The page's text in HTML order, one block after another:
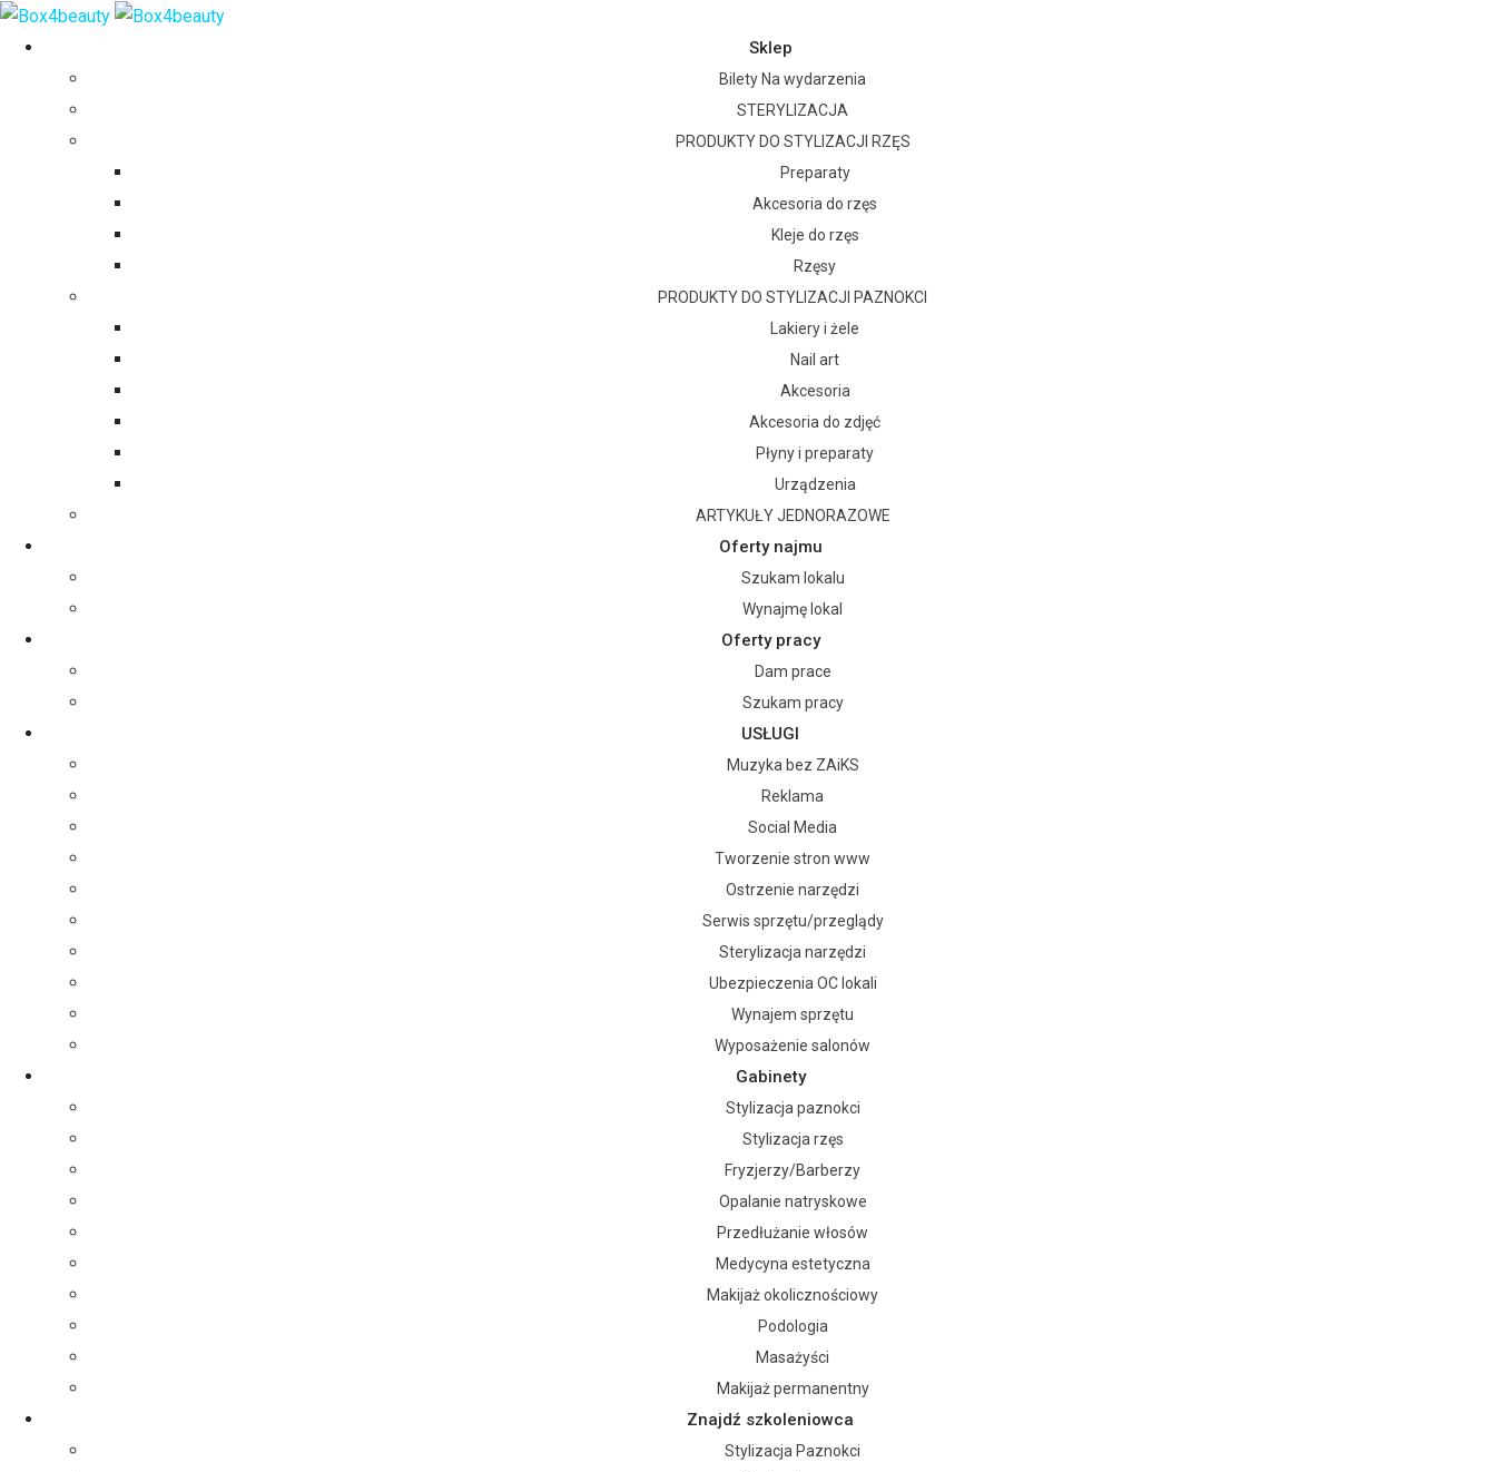
Sklep
Bilety Na wydarzenia
STERYLIZACJA
PRODUKTY DO STYLIZACJI RZĘS
Preparaty
Akcesoria do rzęs
Kleje do rzęs
Rzęsy
PRODUKTY DO STYLIZACJI PAZNOKCI
Lakiery i żele
Nail art
Akcesoria
Akcesoria do zdjęć
Płyny i preparaty
Urządzenia
ARTYKUŁY JEDNORAZOWE
Oferty najmu
Szukam lokalu
Wynajmę lokal
Oferty pracy
Dam prace
Szukam pracy
USŁUGI
Muzyka bez ZAiKS
Reklama
Social Media
Tworzenie stron www
Ostrzenie narzędzi
Serwis sprzętu/przeglądy
Sterylizacja narzędzi
Ubezpieczenia OC lokali
Wynajem sprzętu
Wyposażenie salonów
Gabinety
Stylizacja paznokci
Stylizacja rzęs
Fryzjerzy/Barberzy
Opalanie natryskowe
Przedłużanie włosów
Medycyna estetyczna
Makijaż okolicznościowy
Podologia
Masażyści
Makijaż permanentny
Znajdź szkoleniowca
Stylizacja Paznokci